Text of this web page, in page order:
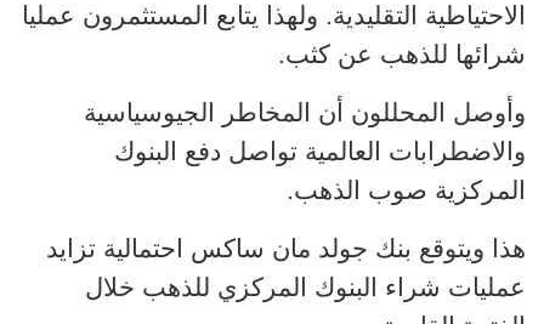
الاحتياطية التقليدية. ولهذا يتابع المستثمرون عمليا
شرائها للذهب عن كثب.
وأوصل المحللون أن المخاطر الجيوسياسية
والاضطرابات العالمية تواصل دفع البنوك
المركزية صوب الذهب.
هذا ويتوقع بنك جولد مان ساكس احتمالية تزايد
عمليات شراء البنوك المركزي للذهب خلال